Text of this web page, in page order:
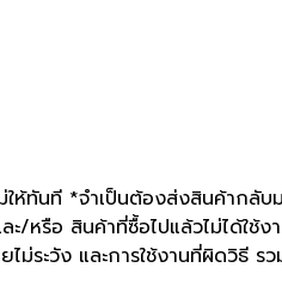
ห้ทันที *จำเป็นต้องส่งสินค้ากลับ
/หรือ สินค้าที่ซื้อไปแล้วไม่ได้ใช้ง
ม่ระวัง และการใช้งานที่ผิดวิ